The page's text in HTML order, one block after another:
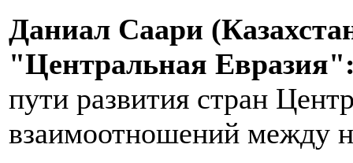
Даниал Саари
"Центральная
пути развития стран
взаимоотношений между